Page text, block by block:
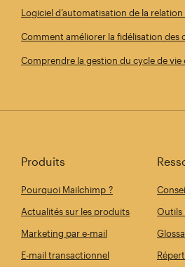
Logiciel d’automatisation de la
Comment améliorer la fidélisation des
Comprendre la gestion du cycle de vie
Produits
Pourquoi Mailchimp ?
Actualités sur les produits
Marketing par e-mail
E-mail transactionnel
Outils